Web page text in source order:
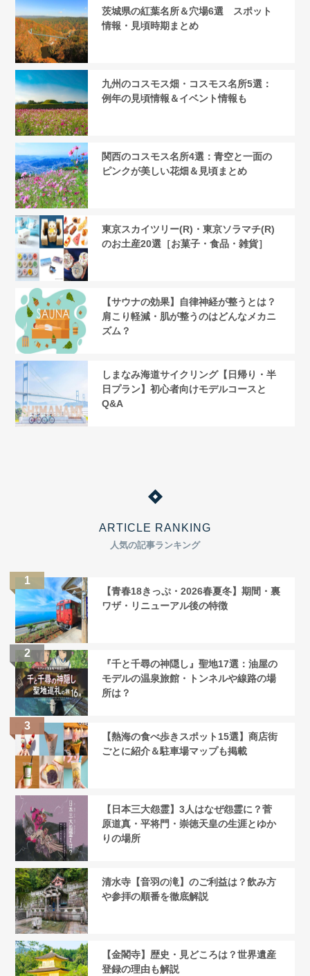
茨城県の紅葉名所＆穴場6選 スポット
情報・見頃時期まとめ
九州のコスモス畑・コスモス名所5選：
例年の見頃情報＆イベント情報も
関西のコスモス名所4選：青空と一面の
ピンクが美しい花畑＆見頃まとめ
東京スカイツリー(R)・東京ソラマチ(R)
のお土産20選［お菓子・食品・雑貨］
【サウナの効果】自律神経が整うとは？
肩こり軽減・肌が整うのはどんなメカニ
ズム？
しまなみ海道サイクリング【日帰り・半
日プラン】初心者向けモデルコースと
Q&A
ARTICLE RANKING
人気の記事ランキング
【青春18きっぷ・2026春夏冬】期間・裏
ワザ・リニューアル後の特徴
『千と千尋の神隠し』聖地17選：油屋の
モデルの温泉旅館・トンネルや線路の場
所は？
【熱海の食べ歩きスポット15選】商店街
ごとに紹介＆駐車場マップも掲載
【日本三大怨霊】3人はなぜ怨霊に？菅
原道真・平将門・崇徳天皇の生涯とゆか
りの場所
清水寺【音羽の滝】のご利益は？飲み方
や参拝の順番を徹底解説
【金閣寺】歴史・見どころは？世界遺産
登録の理由も解説